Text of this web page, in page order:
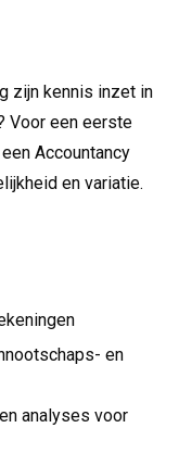
zijn kennis inzet in
Voor een eerste
Accountancy
en variatie.
en
analyses voor